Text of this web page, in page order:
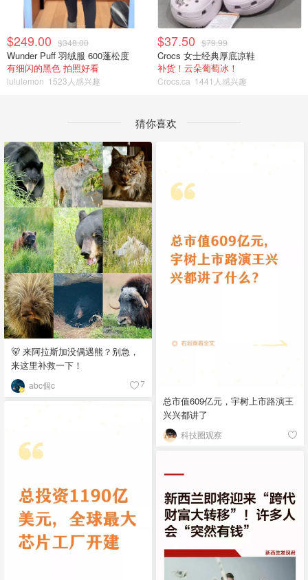
$249.00 $348.00
Wunder Puff 羽绒服 600蓬松度
有细闪的黑色 拍照好看
lululemon 1523人感兴趣
$37.50 $79.99
Crocs 女士经典厚底凉鞋
补货！云朵葡萄冰！
Crocs.ca 1441人感兴趣
猜你喜欢
🐻 来阿拉斯加没偶遇熊？别急，
来这里补救一下！
abc個c 7
总市值609亿元，宇树上市路演王
兴兴都讲了
科技圈观察